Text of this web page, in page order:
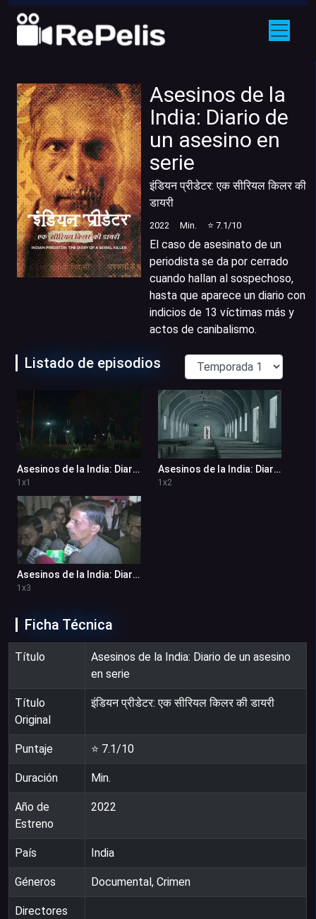
Asesinos de la
India: Diario de
un asesino en
serie
इंडियन प्रीडेटर: एक सीरियल किलर की
डायरी
2022 Min. ⭐ 7.1/10
El caso de asesinato de un
periodista se da por cerrado
cuando hallan al sospechoso,
hasta que aparece un diario con
indicios de 13 víctimas más y
actos de canibalismo.
Listado de episodios
Asesinos de la India: Diario de un asesino en serie 1x1
1 x1
Asesinos de la India: Diario de un asesino en serie 1x2
1 x2
Asesinos de la India: Diario de un asesino en serie 1x3
1 x3
Ficha Técnica
Título
Asesinos de la India: Diario de un asesino
en serie
Título
Original
इंडियन प्रीडेटर: एक सीरियल किलर की डायरी
Puntaje ⭐ 7.1/10
Duración Min.
Año de
Estreno
2022
País India
Géneros Documental, Crimen
Directores